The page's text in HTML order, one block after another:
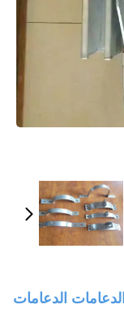
الدعامات